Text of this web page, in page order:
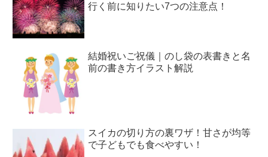
行く前に知りたい7つの注意点！
結婚祝いご祝儀｜のし袋の表書きと名
前の書き方イラスト解説
スイカの切り方の裏ワザ！甘さが均等
で子どもでも食べやすい！